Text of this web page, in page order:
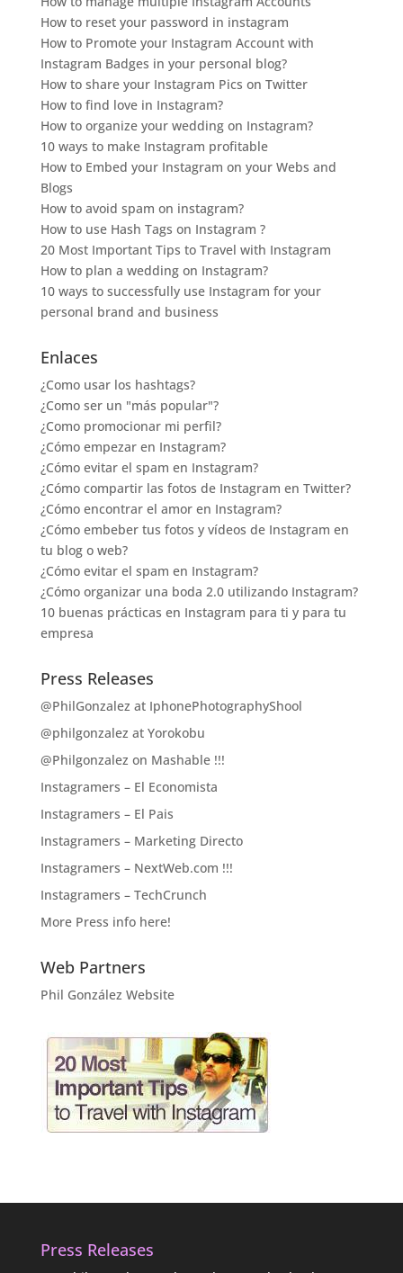
How to reset your password in instagram
How to Promote your Instagram Account with
Instagram Badges in your personal blog?
How to share your Instagram Pics on Twitter
How to find love in Instagram?
How to organize your wedding on Instagram?
10 ways to make Instagram profitable
How to Embed your Instagram on your Webs and
Blogs
How to avoid spam on instagram?
How to use Hash Tags on Instagram ?
20 Most Important Tips to Travel with Instagram
How to plan a wedding on Instagram?
10 ways to successfully use Instagram for your
personal brand and business
Enlaces
¿Como usar los hashtags?
¿Como ser un "más popular"?
¿Como promocionar mi perfil?
¿Cómo empezar en Instagram?
¿Cómo evitar el spam en Instagram?
¿Cómo compartir las fotos de Instagram en Twitter?
¿Cómo encontrar el amor en Instagram?
¿Cómo embeber tus fotos y vídeos de Instagram en
tu blog o web?
¿Cómo evitar el spam en Instagram?
¿Cómo organizar una boda 2.0 utilizando Instagram?
10 buenas prácticas en Instagram para ti y para tu
empresa
Press Releases
@PhilGonzalez at IphonePhotographyShool
@philgonzalez at Yorokobu
@Philgonzalez on Mashable !!!
Instagramers – El Economista
Instagramers – El Pais
Instagramers – Marketing Directo
Instagramers – NextWeb.com !!!
Instagramers – TechCrunch
More Press info here!
Web Partners
Phil González Website
Press Releases